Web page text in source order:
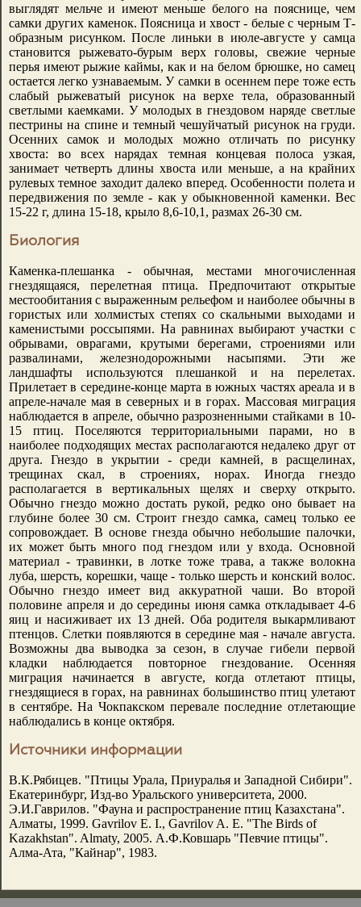
выглядят мельче и имеют меньше белого на пояснице, чем
самки других каменок. Поясница и хвост - белые с черным Т-
образным рисунком. После линьки в июле-августе у самца
становится рыжевато-бурым верх головы, свежие черные
перья имеют рыжие каймы, как и на белом брюшке, но самец
остается легко узнаваемым. У самки в осеннем пере тоже есть
слабый рыжеватый рисунок на верхе тела, образованный
светлыми каемками. У молодых в гнездовом наряде светлые
пестрины на спине и темный чешуйчатый рисунок на груди.
Осенних самок и молодых можно отличать по рисунку
хвоста: во всех нарядах темная концевая полоса узкая,
занимает четверть длины хвоста или меньше, а на крайних
рулевых темное заходит далеко вперед. Особенности полета и
передвижения по земле - как у обыкновенной каменки. Вес
15-22 г, длина 15-18, крыло 8,6-10,1, размах 26-30 см.
Биология
Каменка-плешанка - обычная, местами многочисленная
гнездящаяся, перелетная птица. Предпочитают открытые
местообитания с выраженным рельефом и наиболее обычны в
гористых или холмистых степях со скальными выходами и
каменистыми россыпями. На равнинах выбирают участки с
обрывами, оврагами, крутыми берегами, строениями или
развалинами, железнодорожными насыпями. Эти же
ландшафты используются плешанкой и на перелетах.
Прилетает в середине-конце марта в южных частях ареала и в
апреле-начале мая в северных и в горах. Массовая миграция
наблюдается в апреле, обычно разрозненными стайками в 10-
15 птиц. Поселяются территориальными парами, но в
наиболее подходящих местах располагаются недалеко друг от
друга. Гнездо в укрытии - среди камней, в расщелинах,
трещинах скал, в строениях, норах. Иногда гнездо
располагается в вертикальных щелях и сверху открыто.
Обычно гнездо можно достать рукой, редко оно бывает на
глубине более 30 см. Строит гнездо самка, самец только ее
сопровождает. В основе гнезда обычно небольшие палочки,
их может быть много под гнездом или у входа. Основной
материал - травинки, в лотке тоже трава, а также волокна
луба, шерсть, корешки, чаще - только шерсть и конский волос.
Обычно гнездо имеет вид аккуратной чаши. Во второй
половине апреля и до середины июня самка откладывает 4-6
яиц и насиживает их 13 дней. Оба родителя выкармливают
птенцов. Слетки появляются в середине мая - начале августа.
Возможны два выводка за сезон, в случае гибели первой
кладки наблюдается повторное гнездование. Осенняя
миграция начинается в августе, когда отлетают птицы,
гнездящиеся в горах, на равнинах большинство птиц улетают
в сентябре. На Чокпакском перевале последние отлетающие
наблюдались в конце октября.
Источники информации
В.К.Рябицев. "Птицы Урала, Приуралья и Западной Сибири".
Екатеринбург, Изд-во Уральского университета, 2000.
Э.И.Гаврилов. "Фауна и распространение птиц Казахстана".
Алматы, 1999. Gavrilov E. I., Gavrilov A. E. "The Birds of
Kazakhstan". Almaty, 2005. А.Ф.Ковшарь "Певчие птицы".
Алма-Ата, "Кайнар", 1983.